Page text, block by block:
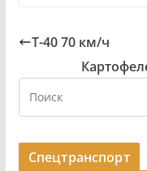
Т-40 70 км/ч
Спецтранспорт